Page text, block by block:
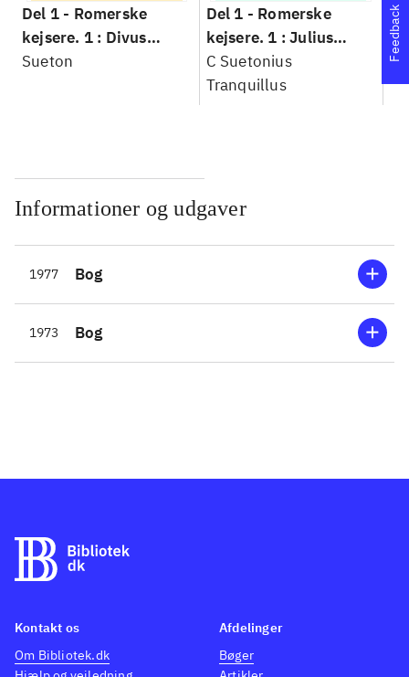
Del 1 - Romerske
kejsere. 1 : Divus
Julius. Divus Augustus.
Sueton
Del 1 - Romerske
kejsere. 1 : Julius
Cæsar, Augustus,
Tiberius, Caligula
C Suetonius
Tranquillus
Informationer og udgaver
1977 Bog
1973 Bog
Feedback
Kontakt os
Om Bibliotek.dk
Afdelinger
Bøger